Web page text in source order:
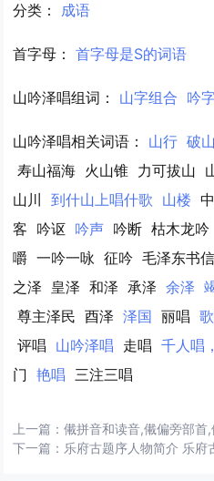
分类： 成语
首字母： 首字母是S的词语
山吟泽唱组词： 山字组合 吟
山吟泽唱相关词语： 山行 破山
寿山福海 火山锥 力可拔山
山川
到什山上唱什歌 山楼
客 吟讴 吟声 吟断 枯木龙吟
嚼 一吟一咏 征吟 毛泽东书
之泽 皇泽 和泽 承泽 余泽
尊主泽民 酉泽 泽国 丽唱
评唱 山吟泽唱 走唱 千人唱
门 艳唱 三注三唱
上一篇：儎拼音和读音,儎偏旁部首
下一篇： 乐府古题序人物简介 乐府